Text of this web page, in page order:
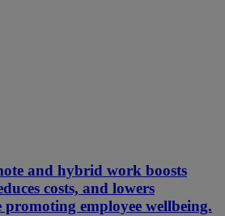
and hybrid work boosts
costs, and lowers
promoting employee wellbeing.